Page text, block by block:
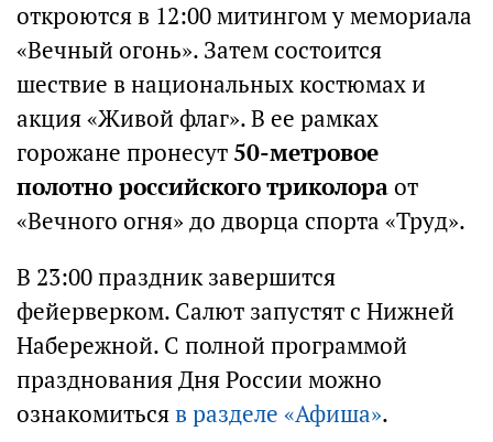
откроются в 12:00 митингом у мемориала
«Вечный огонь». Затем состоится
шествие в национальных костюмах и
акция «Живой флаг». В ее рамках
горожане пронесут 50-метровое
полотно российского триколораот
«Вечного огня» до дворца спорта «Труд».
В 23:00 праздник завершится
фейерверком. Салют запустят с Нижней
Набережной. С полной программой
празднования Дня России можно
ознакомитьсяв разделе «Афиша».